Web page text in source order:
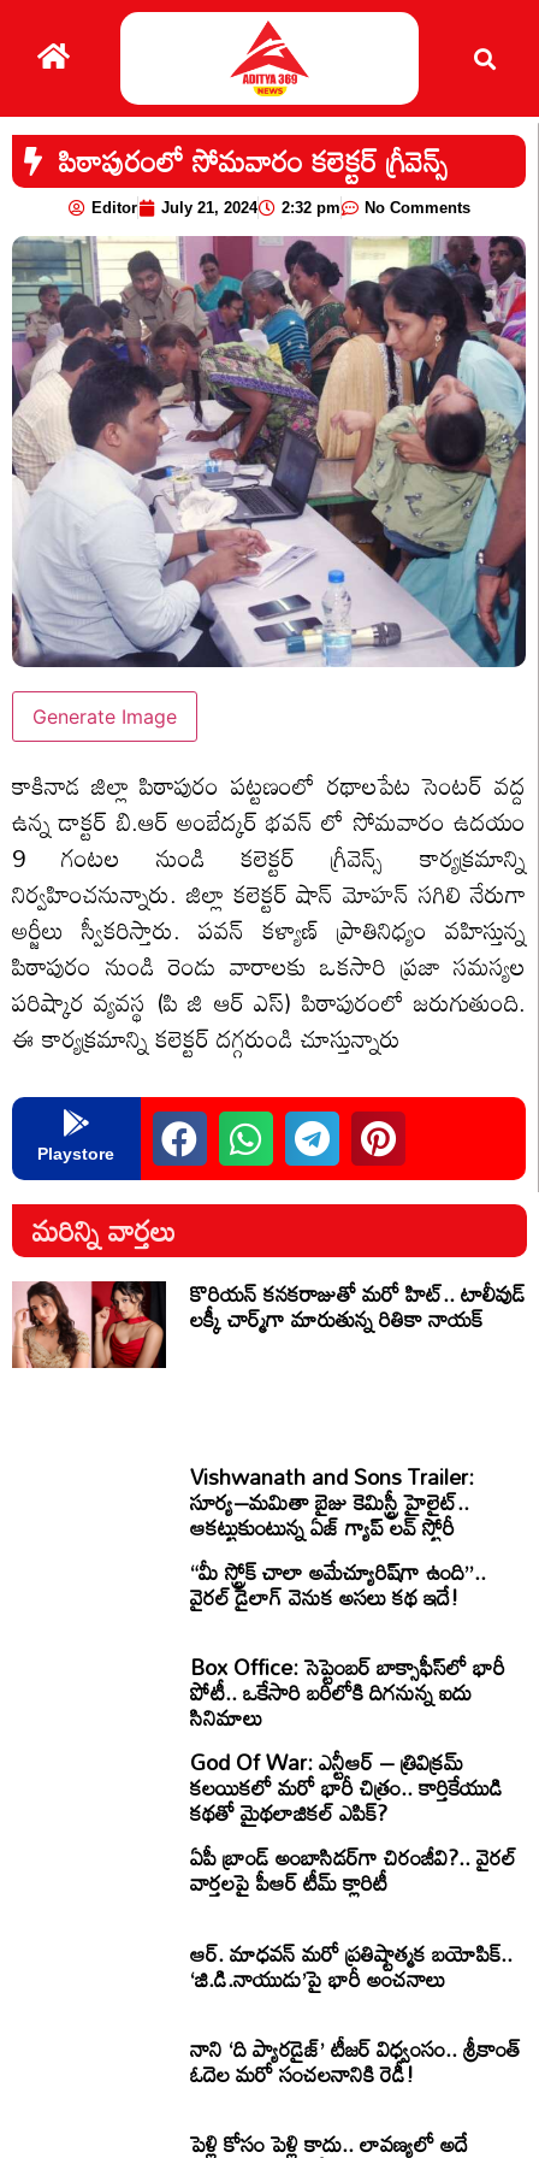
పిఠాపురంలో సోమవారం కలెక్టర్ గ్రీవెన్స్
Editor July 21, 2024 2:32 pm No Comments
Generate Image
కాకినాడ జిల్లా పిఠాపురం పట్టణంలో రథాలపేట సెంటర్ వద్ద
ఉన్న డాక్టర్ బి.ఆర్ అంబేద్కర్ భవన్ లో సోమవారం ఉదయం
9 గంటల నుండి కలెక్టర్ గ్రీవెన్స్ కార్యక్రమాన్ని
నిర్వహించనున్నారు. జిల్లా కలెక్టర్ షాన్ మోహన్ సగిలి నేరుగా
అర్జీలు స్వీకరిస్తారు. పవన్ కళ్యాణ్ ప్రాతినిధ్యం వహిస్తున్న
పిఠాపురం నుండి రెండు వారాలకు ఒకసారి ప్రజా సమస్యల
పరిష్కార వ్యవస్థ (పి జి ఆర్ ఎస్) పిఠాపురంలో జరుగుతుంది.
ఈ కార్యక్రమాన్ని కలెక్టర్ దగ్గరుండి చూస్తున్నారు
Playstore
మరిన్ని వార్తలు
కొరియన్ కనకరాజుతో మరో హిట్.. టాలీవుడ్
లక్కీ చార్మ్‌గా మారుతున్న రితికా నాయక్
Vishwanath and Sons Trailer:
సూర్య–మమితా బైజు కెమిస్ట్రీ హైలైట్..
ఆకట్టుకుంటున్న ఏజ్ గ్యాప్ లవ్ స్టోరీ
“మీ స్ట్రోక్ చాలా అమేచ్యూరిష్‌గా ఉంది”..
వైరల్ డైలాగ్ వెనుక అసలు కథ ఇదే!
Box Office: సెప్టెంబర్ బాక్సాఫీస్‌లో భారీ
పోటీ.. ఒకేసారి బరిలోకి దిగనున్న ఐదు
సినిమాలు
God Of War: ఎన్టీఆర్ – త్రివిక్రమ్
కలయికలో మరో భారీ చిత్రం.. కార్తికేయుడి
కథతో మైథలాజికల్ ఎపిక్?
ఏపీ బ్రాండ్ అంబాసిడర్‌గా చిరంజీవి?.. వైరల్
వార్తలపై పీఆర్ టీమ్ క్లారిటీ
ఆర్. మాధవన్ మరో ప్రతిష్టాత్మక బయోపిక్..
‘జి.డి.నాయుడు’పై భారీ అంచనాలు
నాని ‘ది ప్యారడైజ్’ టీజర్ విధ్వంసం.. శ్రీకాంత్
ఓదెల మరో సంచలనానికి రెడీ!
పెళ్లి కోసం పెళ్లి కాదు.. లావణ్యలో అదే